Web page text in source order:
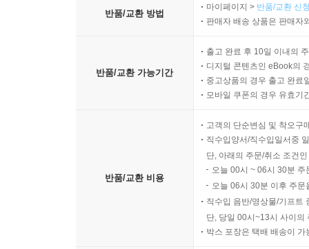
반품/교환 방법
마이페이지 > 반품/교환 신
판매자 배송 상품은 판매자
반품/교환 가능기간
출고 완료 후 10일 이내의
디지털 콘텐츠인 eBook의
중고상품의 경우 출고 완료
모바일 쿠폰의 경우 유효기
반품/교환 비용
고객의 단순변심 및 착오구
직수입양서/직수입일서중
단, 아래의 주문/취소 조건
오늘 00시 ~ 06시 30분
오늘 06시 30분 이후 주
직수입 음반/영상물/기프트
단, 당일 00시~13시 사이의
박스 포장은 택배 배송이